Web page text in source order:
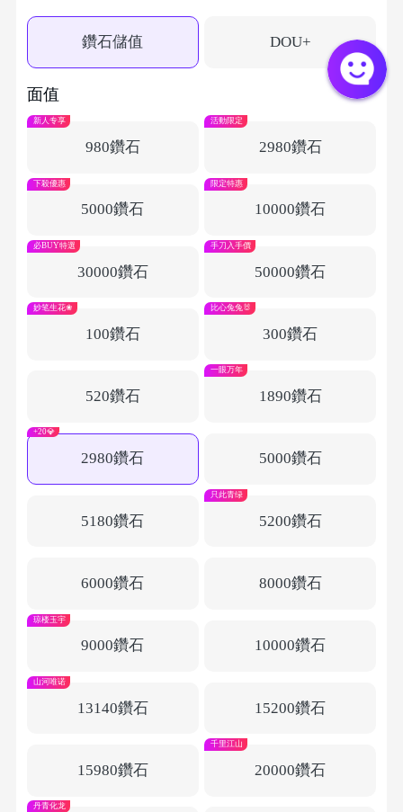
鑽石儲值 DOU+
面值
980鑽石
新人专享
2980鑽石
活動限定
5000鑽石
下殺優惠
10000鑽石
限定特惠
30000鑽石
必BUY特選
50000鑽石
手刀入手價
100鑽石
妙笔生花❀
300鑽石
比心兔兔🐰
520鑽石 1890鑽石
一眼万年
2980鑽石
+20💎
5000鑽石
5180鑽石 5200鑽石
只此青绿
6000鑽石 8000鑽石
9000鑽石
琼楼玉宇
10000鑽石
13140鑽石
山河唯诺
15200鑽石
15980鑽石 20000鑽石
千里江山
丹青化龙